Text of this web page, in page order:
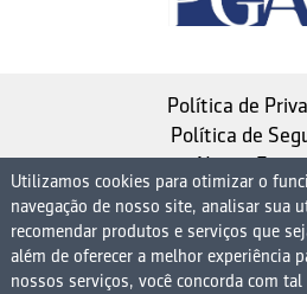
Política de
Política de
Nosso
Instituto de Longevidade
Grupo
| CNPJ
Utilizamos cookies para otimizar o
navegação de nosso site, analisar sua
recomendar produtos e serviços que
além de oferecer a melhor experiência
nossos serviços, você concorda com